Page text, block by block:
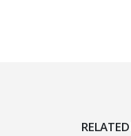
RELATED